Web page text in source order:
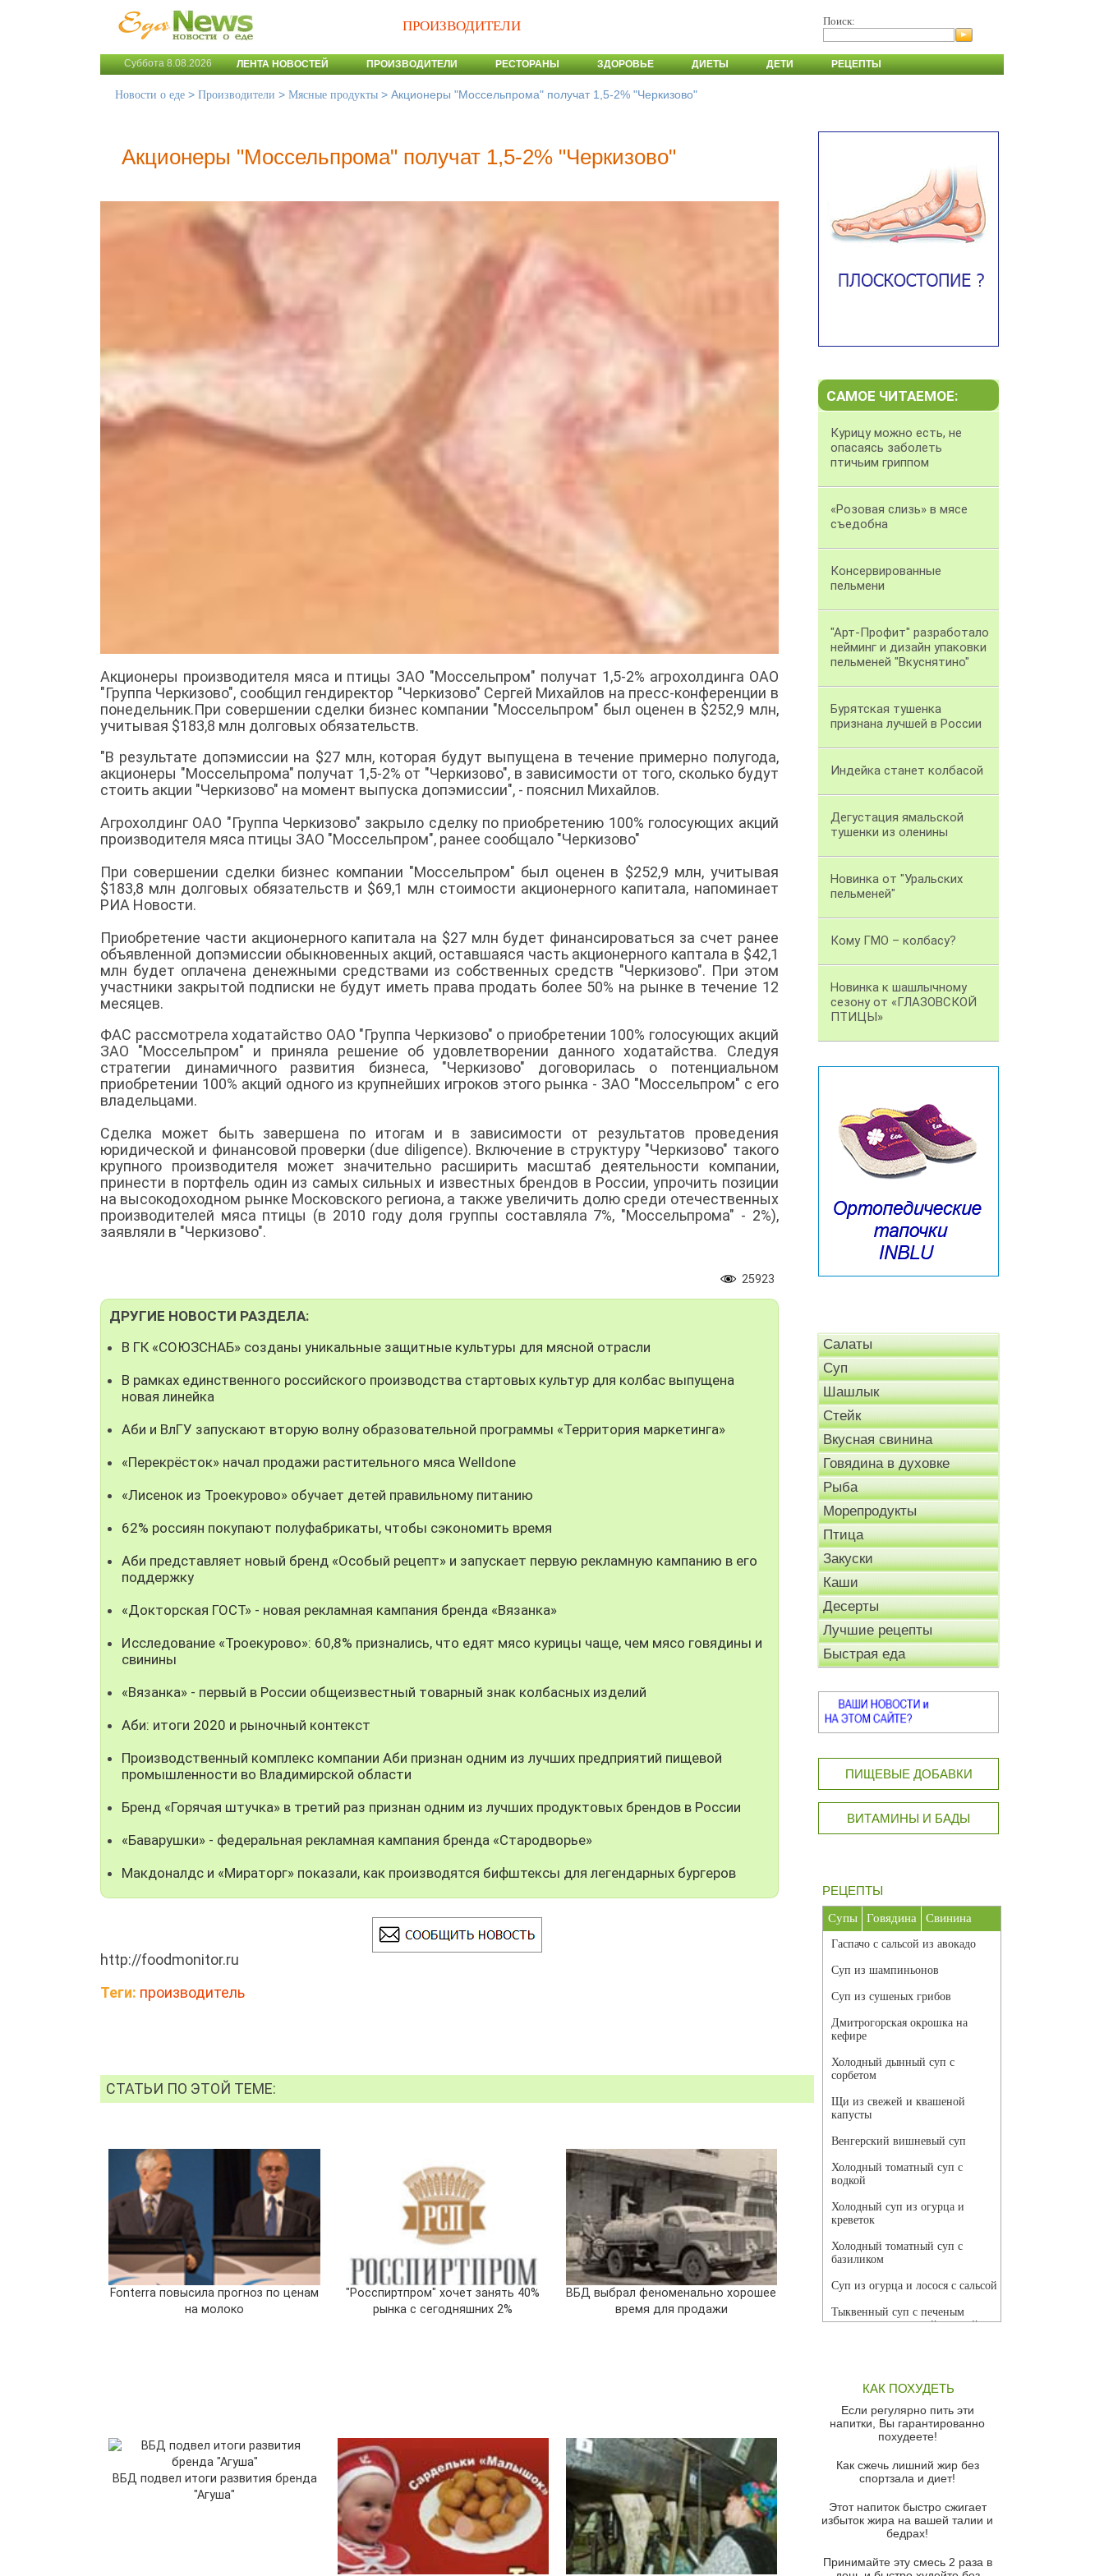
ПРОИЗВОДИТЕЛИ Поиск:
Суббота 8.08.2026 ЛЕНТА НОВОСТЕЙ ПРОИЗВОДИТЕЛИ РЕСТОРАНЫ ЗДОРОВЬЕ ДИЕТЫ ДЕТИ РЕЦЕПТЫ
Новости о еде > Производители > Мясные продукты > Акционеры "Моссельпрома" получат 1,5-2% "Черкизово"
Акционеры "Моссельпрома" получат 1,5-2% "Черкизово"
Акционеры производителя мяса и птицы ЗАО "Моссельпром" получат 1,5-2% агрохолдинга ОАО
"Группа Черкизово", сообщил гендиректор "Черкизово" Сергей Михайлов на пресс-конференции в
понедельник.При совершении сделки бизнес компании "Моссельпром" был оценен в $252,9 млн,
учитывая $183,8 млн долговых обязательств.
"В результате допэмиссии на $27 млн, которая будут выпущена в течение примерно полугода,
акционеры "Моссельпрома" получат 1,5-2% от "Черкизово", в зависимости от того, сколько будут
стоить акции "Черкизово" на момент выпуска допэмиссии", - пояснил Михайлов.
Агрохолдинг ОАО "Группа Черкизово" закрыло сделку по приобретению 100% голосующих акций
производителя мяса птицы ЗАО "Моссельпром", ранее сообщало "Черкизово"
При совершении сделки бизнес компании "Моссельпром" был оценен в $252,9 млн, учитывая
$183,8 млн долговых обязательств и $69,1 млн стоимости акционерного капитала, напоминает
РИА Новости.
Приобретение части акционерного капитала на $27 млн будет финансироваться за счет ранее
объявленной допэмиссии обыкновенных акций, оставшаяся часть акционерного каптала в $42,1
млн будет оплачена денежными средствами из собственных средств "Черкизово". При этом
участники закрытой подписки не будут иметь права продать более 50% на рынке в течение 12
месяцев.
ФАС рассмотрела ходатайство ОАО "Группа Черкизово" о приобретении 100% голосующих акций
ЗАО "Моссельпром" и приняла решение об удовлетворении данного ходатайства. Следуя
стратегии динамичного развития бизнеса, "Черкизово" договорилась о потенциальном
приобретении 100% акций одного из крупнейших игроков этого рынка - ЗАО "Моссельпром" с его
владельцами.
Сделка может быть завершена по итогам и в зависимости от результатов проведения
юридической и финансовой проверки (due diligence). Включение в структуру "Черкизово" такого
крупного производителя может значительно расширить масштаб деятельности компании,
принести в портфель один из самых сильных и известных брендов в России, упрочить позиции
на высокодоходном рынке Московского региона, а также увеличить долю среди отечественных
производителей мяса птицы (в 2010 году доля группы составляла 7%, "Моссельпрома" - 2%),
заявляли в "Черкизово".
25923
ДРУГИЕ НОВОСТИ РАЗДЕЛА:
В ГК «СОЮЗСНАБ» созданы уникальные защитные культуры для мясной отрасли
В рамках единственного российского производства стартовых культур для колбас выпущена
новая линейка
Аби и ВлГУ запускают вторую волну образовательной программы «Территория маркетинга»
«Перекрёсток» начал продажи растительного мяса Welldone
«Лисенок из Троекурово» обучает детей правильному питанию
62% россиян покупают полуфабрикаты, чтобы сэкономить время
Аби представляет новый бренд «Особый рецепт» и запускает первую рекламную кампанию в его
поддержку
«Докторская ГОСТ» - новая рекламная кампания бренда «Вязанка»
Исследование «Троекурово»: 60,8% признались, что едят мясо курицы чаще, чем мясо говядины и
свинины
«Вязанка» - первый в России общеизвестный товарный знак колбасных изделий
Аби: итоги 2020 и рыночный контекст
Производственный комплекс компании Аби признан одним из лучших предприятий пищевой
промышленности во Владимирской области
Бренд «Горячая штучка» в третий раз признан одним из лучших продуктовых брендов в России
«Баварушки» - федеральная рекламная кампания бренда «Стародворье»
Макдоналдс и «Мираторг» показали, как производятся бифштексы для легендарных бургеров
http://foodmonitor.ru
Теги: производитель
СТАТЬИ ПО ЭТОЙ ТЕМЕ:
Fonterra повысила прогноз по ценам
на молоко
"Росспиртпром" хочет занять 40%
рынка с сегодняшних 2%
ВБД выбрал феноменально хорошее
время для продажи
ВБД подвел итоги развития бренда
"Агуша"
САМОЕ ЧИТАЕМОЕ:
Курицу можно есть, не
опасаясь заболеть
птичьим гриппом
«Розовая слизь» в мясе
съедобна
Консервированные
пельмени
"Арт-Профит" разработало
нейминг и дизайн упаковки
пельменей "Вкуснятино"
Бурятская тушенка
признана лучшей в России
Индейка станет колбасой
Дегустация ямальской
тушенки из оленины
Новинка от "Уральских
пельменей"
Кому ГМО – колбасу?
Новинка к шашлычному
сезону от «ГЛАЗОВСКОЙ
ПТИЦЫ»
Салаты
Суп
Шашлык
Стейк
Вкусная свинина
Говядина в духовке
Рыба
Морепродукты
Птица
Закуски
Каши
Десерты
Лучшие рецепты
Быстрая еда
ПИЩЕВЫЕ ДОБАВКИ
ВИТАМИНЫ И БАДЫ
РЕЦЕПТЫ
Супы Говядина Свинина
Гаспачо с сальсой из авокадо
Суп из шампиньонов
Суп из сушеных грибов
Дмитрогорская окрошка на
кефире
Холодный дынный суп с
сорбетом
Щи из свежей и квашеной
капусты
Венгерский вишневый суп
Холодный томатный суп с
водкой
Холодный суп из огурца и
креветок
Холодный томатный суп с
базиликом
Суп из огурца и лосося с сальсой
Тыквенный суп с печеным
чесноком и томатной сальсой
красного перца
Парижский луковый суп
Суп из спаржи и горошка с
Суп-крем из цветной капусты
Французский луковый суп
Суп из баклажанов с моцареллой
КАК ПОХУДЕТЬ
Если регулярно пить эти
напитки, Вы гарантированно
похудеете!
Как сжечь лишний жир без
спортзала и диет!
Этот напиток быстро сжигает
избыток жира на вашей талии и
бедрах!
Принимайте эту смесь 2 раза в